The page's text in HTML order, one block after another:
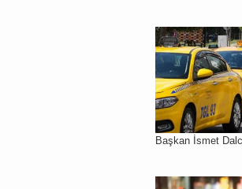
Başkan İsmet